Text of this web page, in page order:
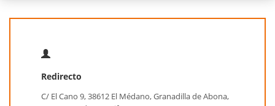
Redirecto
C/ El Cano 9, 38612 El Médano, Granadilla de Abona,